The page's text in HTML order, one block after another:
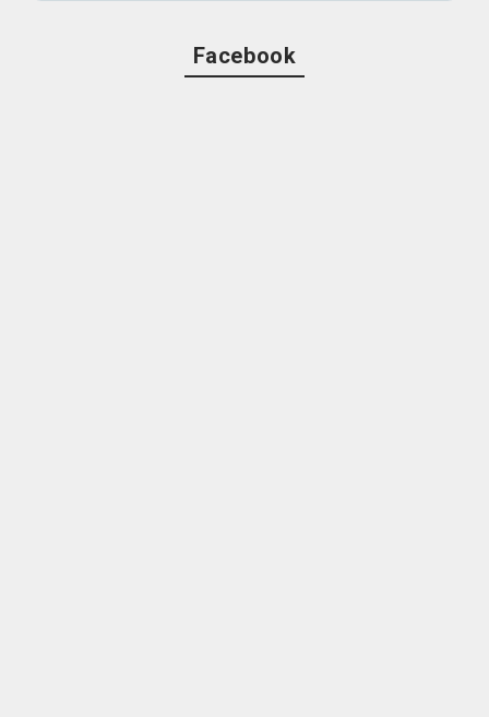
Facebook